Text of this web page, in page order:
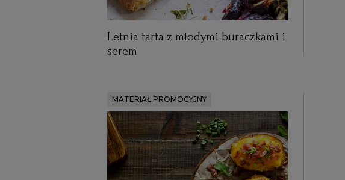
Letnia tarta z młodymi buraczkami i
serem
MATERIAŁ PROMOCYJNY